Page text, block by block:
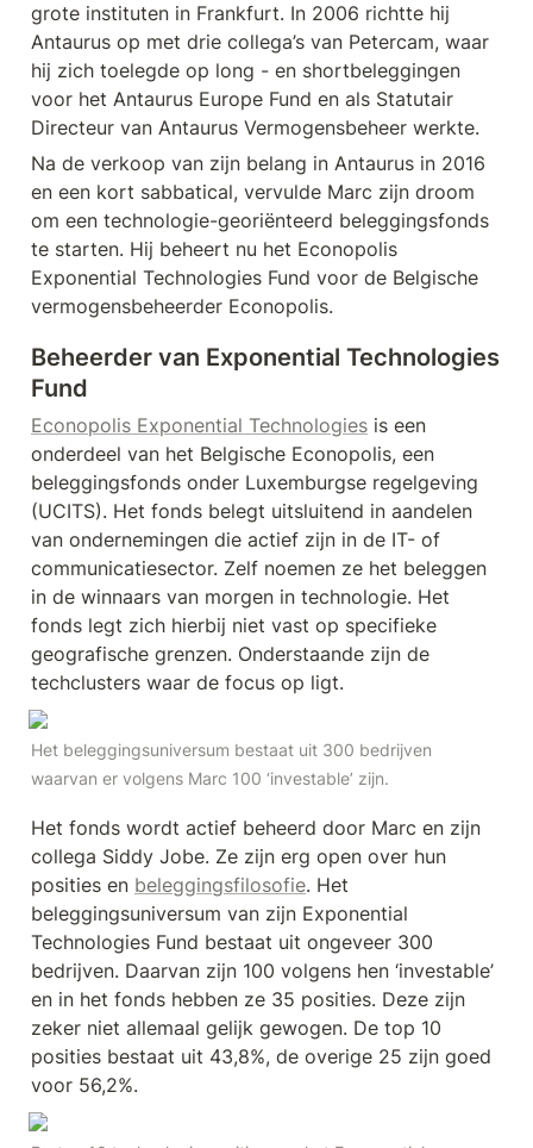
grote instituten in Frankfurt. In 2006 richtte hij
Antaurus op met drie collega’s van Petercam, waar
hij zich toelegde op long - en shortbeleggingen
voor het Antaurus Europe Fund en als Statutair
Directeur van Antaurus Vermogensbeheer werkte.
Na de verkoop van zijn belang in Antaurus in 2016
en een kort sabbatical, vervulde Marc zijn droom
om een technologie-georiënteerd beleggingsfonds
te starten. Hij beheert nu het Econopolis
Exponential Technologies Fund voor de Belgische
vermogensbeheerder Econopolis.
Beheerder van Exponential Technologies
Fund
Econopolis Exponential Technologies is een
onderdeel van het Belgische Econopolis, een
beleggingsfonds onder Luxemburgse regelgeving
(UCITS). Het fonds belegt uitsluitend in aandelen
van ondernemingen die actief zijn in de IT- of
communicatiesector. Zelf noemen ze het beleggen
in de winnaars van morgen in technologie. Het
fonds legt zich hierbij niet vast op specifieke
geografische grenzen. Onderstaande zijn de
techclusters waar de focus op ligt.
Het beleggingsuniversum bestaat uit 300 bedrijven
waarvan er volgens Marc 100 ‘investable’ zijn.
Het fonds wordt actief beheerd door Marc en zijn
collega Siddy Jobe. Ze zijn erg open over hun
posities en beleggingsfilosofie. Het
beleggingsuniversum van zijn Exponential
Technologies Fund bestaat uit ongeveer 300
bedrijven. Daarvan zijn 100 volgens hen ‘investable’
en in het fonds hebben ze 35 posities. Deze zijn
zeker niet allemaal gelijk gewogen. De top 10
posities bestaat uit 43,8%, de overige 25 zijn goed
voor 56,2%.